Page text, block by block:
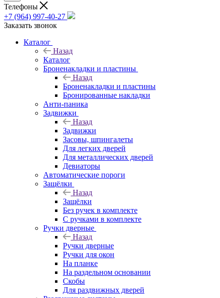
Телефоны
+7 (964) 997-40-27
Заказать звонок
Каталог
Назад
Каталог
Броненакладки и пластины
Назад
Броненакладки и пластины
Бронированные накладки
Анти-паника
Задвижки
Назад
Задвижки
Засовы, шпингалеты
Для легких дверей
Для металлических дверей
Девиаторы
Автоматические пороги
Защёлки
Назад
Защёлки
Без ручек в комплекте
С ручками в комплекте
Ручки дверные
Назад
Ручки дверные
Ручки для окон
На планке
На раздельном основании
Скобы
Для раздвижных дверей